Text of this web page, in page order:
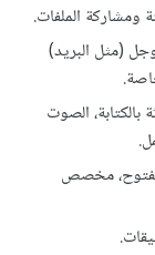
ومشاركة الملفات.
(مثل البريد)
الصوت
مخصص